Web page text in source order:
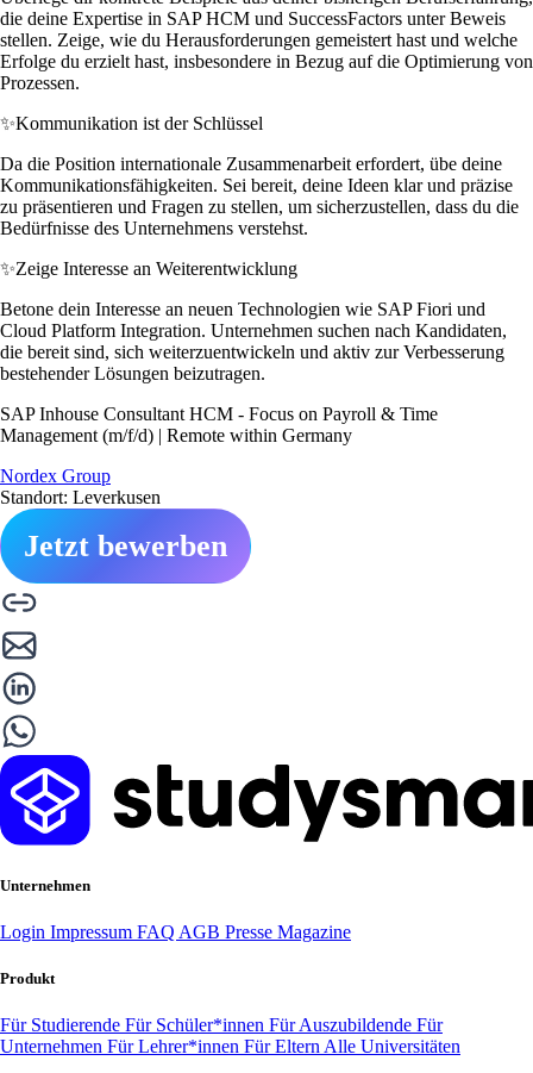
die deine Expertise in SAP HCM und SuccessFactors unter Beweis
stellen. Zeige, wie du Herausforderungen gemeistert hast und welche
Erfolge du erzielt hast, insbesondere in Bezug auf die Optimierung von
Prozessen.
✨Kommunikation ist der Schlüssel
Da die Position internationale Zusammenarbeit erfordert, übe deine
Kommunikationsfähigkeiten. Sei bereit, deine Ideen klar und präzise
zu präsentieren und Fragen zu stellen, um sicherzustellen, dass du die
Bedürfnisse des Unternehmens verstehst.
✨Zeige Interesse an Weiterentwicklung
Betone dein Interesse an neuen Technologien wie SAP Fiori und
Cloud Platform Integration. Unternehmen suchen nach Kandidaten,
die bereit sind, sich weiterzuentwickeln und aktiv zur Verbesserung
bestehender Lösungen beizutragen.
SAP Inhouse Consultant HCM - Focus on Payroll & Time
Management (m/f/d) | Remote within Germany
Nordex Group
Standort: Leverkusen
Jetzt bewerben
Unternehmen
Login Impressum FAQ AGB Presse Magazine
Produkt
Für Studierende Für Schüler*innen Für Auszubildende Für
Unternehmen Für Lehrer*innen Für Eltern Alle Universitäten